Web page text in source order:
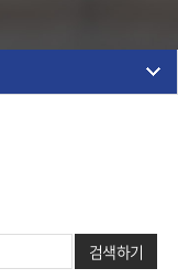
검색하기